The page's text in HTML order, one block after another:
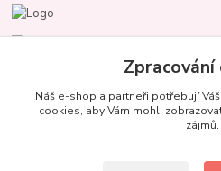
Marcela Kupková
+420 731 153
info@unezbednychklubicek.cz
Zpracování
Náš e-shop a partneři potřebují Váš
cookies, aby Vám mohli
zájmů.